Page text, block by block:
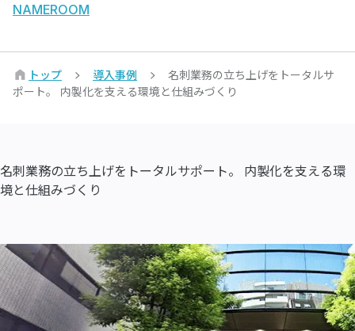
NAMEROOM
トップ 導入事例
名刺業務の立ち上げをトータルサ
ポート。 内製化を支える環境と仕組みづくり
名刺業務の立ち上げをトータルサポート。 内製化を支える環
境と仕組みづくり